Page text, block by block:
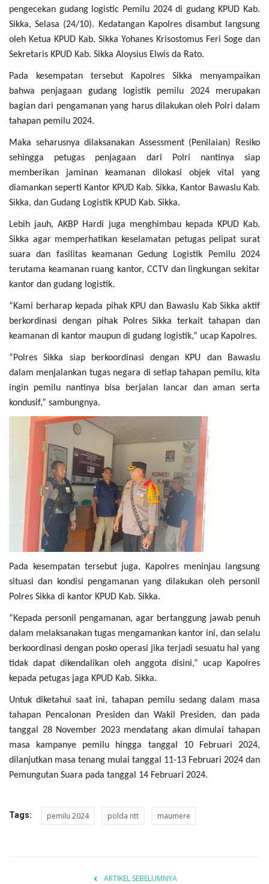
pengecekan gudang logistic Pemilu 2024 di gudang KPUD Kab.
Sikka, Selasa (24/10). Kedatangan Kapolres disambut langsung
oleh Ketua KPUD Kab. Sikka Yohanes Krisostomus Feri Soge dan
Sekretaris KPUD Kab. Sikka Aloysius Elwis da Rato.
Pada kesempatan tersebut Kapolres Sikka menyampaikan
bahwa penjagaan gudang logistik pemilu 2024 merupakan
bagian dari pengamanan yang harus dilakukan oleh Polri dalam
tahapan pemilu 2024.
Maka seharusnya dilaksanakan Assessment (Penilaian) Resiko
sehingga petugas penjagaan dari Polri nantinya siap
memberikan jaminan keamanan dilokasi objek vital yang
diamankan seperti Kantor KPUD Kab. Sikka, Kantor Bawaslu Kab.
Sikka, dan Gudang Logistik KPUD Kab. Sikka.
Lebih jauh, AKBP Hardi juga menghimbau kepada KPUD Kab.
Sikka agar memperhatikan keselamatan petugas pelipat surat
suara dan fasilitas keamanan Gedung Logistik Pemilu 2024
terutama keamanan ruang kantor, CCTV dan lingkungan sekitar
kantor dan gudang logistik.
“Kami berharap kepada pihak KPU dan Bawaslu Kab Sikka aktif
berkordinasi dengan pihak Polres Sikka terkait tahapan dan
keamanan di kantor maupun di gudang logistik,” ucap Kapolres.
“Polres Sikka siap berkoordinasi dengan KPU dan Bawaslu
dalam menjalankan tugas negara di setiap tahapan pemilu, kita
ingin pemilu nantinya bisa berjalan lancar dan aman serta
kondusif,” sambungnya.
Pada kesempatan tersebut juga, Kapolres meninjau langsung
situasi dan kondisi pengamanan yang dilakukan oleh personil
Polres Sikka di kantor KPUD Kab. Sikka.
“Kepada personil pengamanan, agar bertanggung jawab penuh
dalam melaksanakan tugas mengamankan kantor ini, dan selalu
berkoordinasi dengan posko operasi jika terjadi sesuatu hal yang
tidak dapat dikendalikan oleh anggota disini,” ucap Kapolres
kepada petugas jaga KPUD Kab. Sikka.
Untuk diketahui saat ini, tahapan pemilu sedang dalam masa
tahapan Pencalonan Presiden dan Wakil Presiden, dan pada
tanggal 28 November 2023 mendatang akan dimulai tahapan
masa kampanye pemilu hingga tanggal 10 Februari 2024,
dilanjutkan masa tenang mulai tanggal 11-13 Februari 2024 dan
Pemungutan Suara pada tanggal 14 Februari 2024.
Tags: pemilu 2024 polda ntt maumere
ARTIKEL SEBELUMNYA